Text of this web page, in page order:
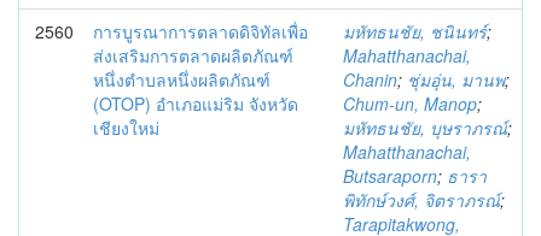
2560
การบูรณาการตลาดดิจิทัลเพื่อ
ส่งเสริมการตลาดผลิตภัณฑ์
หนึ่งตำบลหนึ่งผลิตภัณฑ์
(OTOP) อำเภอแม่ริม จังหวัด
เชียงใหม่
มหัทธนชัย, ชนินทร์;
Mahatthanachai,
Chanin; ชุ่มอุ่น, มานพ;
Chum-un, Manop;
มหัทธนชัย, บุษราภรณ์;
Mahatthanachai,
Butsaraporn; ธารา
พิทักษ์วงศ์, จิตราภรณ์;
Tarapitakwong,